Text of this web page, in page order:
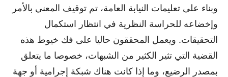
وبناء على تعليمات النيابة العامة، تم توقيف المعني بالأمر
وإخضاعه للحراسة النظرية في انتظار استكمال
التحقيقات. ويعمل المحققون حاليا على فك خيوط هذه
القضية التي تثير الكثير من الشبهات، خصوصا ما يتعلق
بمصدر الرضيع، وما إذا كانت هناك شبكة إجرامية أو جهة